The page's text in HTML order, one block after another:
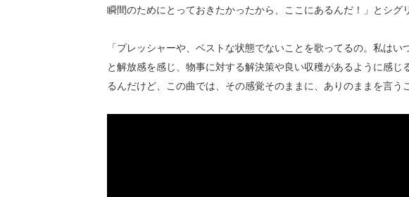
瞬間のためにとっておきたかったから、ここにあるんだ！」とシグ
「プレッシャーや、ベストな状態でないことを歌ってるの。私は
と解放感を感じ、物事に対する解決策や良い収穫があるように感
るんだけど、この曲では、その感覚そのままに、ありのままを言う